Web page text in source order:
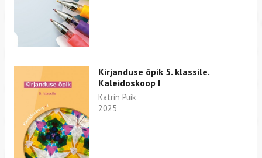
Kirjanduse õpik 5. klassile.
Kaleidoskoop I
Katrin Puik
2025